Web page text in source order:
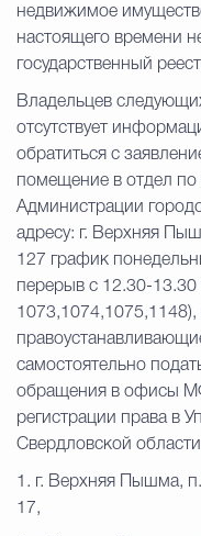
недвижимое
настоящего времени
государственный
Владельцев
отсутствует
обратиться с
помещение в отдел по
Администрации
адресу: г. Верхняя
127 график
перерыв с 12.30-13.30
самостоятельно
обращения в офисы
регистрации права в
Свердловской
1. г. Верхняя Пышма,
17,